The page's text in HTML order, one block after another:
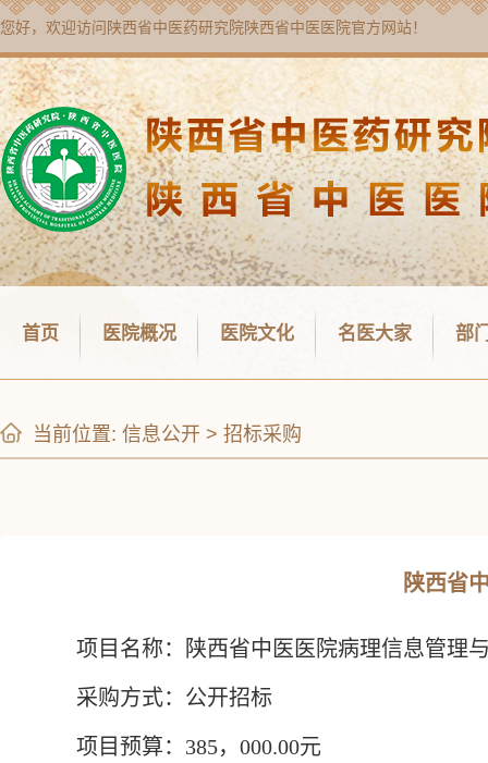
您好，欢迎访问 陕西省中医药研究院陕西省中医医院官方网站！
首页 医院概况 医院文化 名医大家 部
当前位置: 信息公开 > 招标采购
陕西省
项目名称： 陕西省中医医院病理信息管理
采购方式：公开招标
项目预算： 385，000.00元